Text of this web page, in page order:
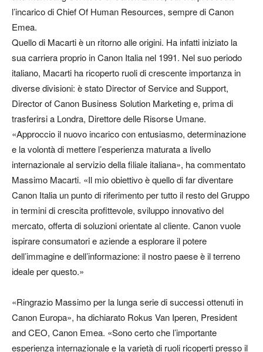
l’incarico di Chief Of Human Resources, sempre di Canon
Emea.
Quello di Macarti è un ritorno alle origini. Ha infatti iniziato la
sua carriera proprio in Canon Italia nel 1991. Nel suo periodo
italiano, Macarti ha ricoperto ruoli di crescente importanza in
diverse divisioni: è stato Director of Service and Support,
Director of Canon Business Solution Marketing e, prima di
trasferirsi a Londra, Direttore delle Risorse Umane.
«Approccio il nuovo incarico con entusiasmo, determinazione
e la volontà di mettere l’esperienza maturata a livello
internazionale al servizio della filiale italiana», ha commentato
Massimo Macarti. «Il mio obiettivo è quello di far diventare
Canon Italia un punto di riferimento per tutto il resto del Gruppo
in termini di crescita profittevole, sviluppo innovativo del
mercato, offerta di soluzioni orientate al cliente. Canon vuole
ispirare consumatori e aziende a esplorare il potere
dell’immagine e dell’informazione: il nostro paese è il terreno
ideale per questo.»
«Ringrazio Massimo per la lunga serie di successi ottenuti in
Canon Europa», ha dichiarato Rokus Van Iperen, President
and CEO, Canon Emea. «Sono certo che l’importante
esperienza internazionale e la varietà di ruoli ricoperti presso il